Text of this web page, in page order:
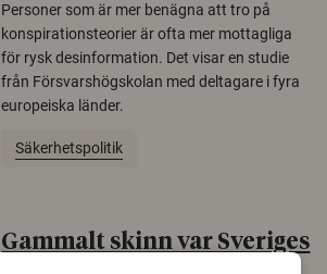
Personer som är mer benägna att tro på
konspirationsteorier är ofta mer mottagliga
för rysk desinformation. Det visar en studie
från Försvarshögskolan med deltagare i fyra
europeiska länder.
Säkerhetspolitik
Gammalt skinn var Sveriges